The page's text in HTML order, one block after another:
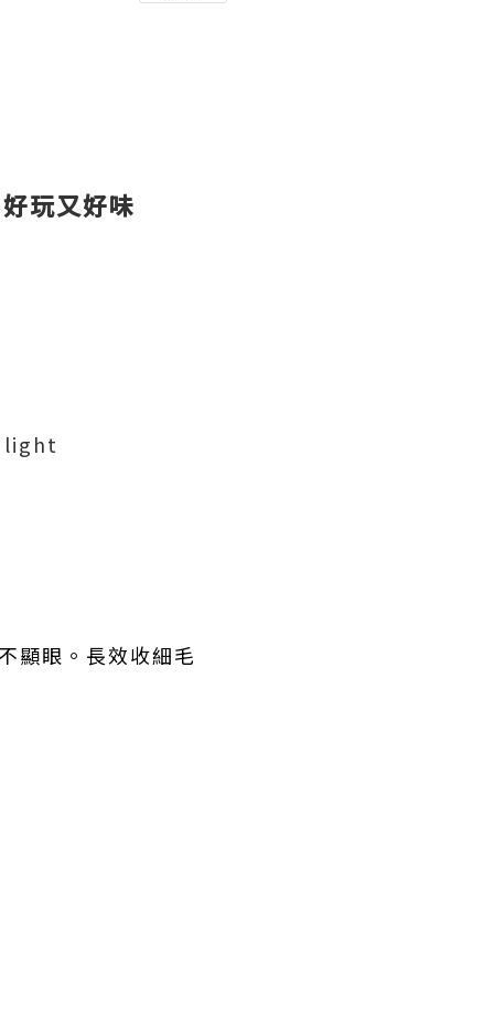
玩又好味
light
顯眼。長效收細毛